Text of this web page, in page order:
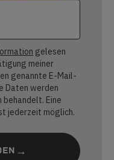
gelesen
meiner
genannte E-Mail-
Daten werden
Eine
jederzeit möglich.